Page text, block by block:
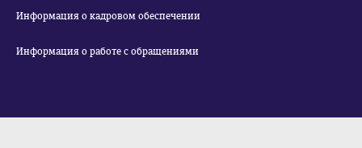
Информация о кадровом обеспечении
Информация о работе с обращениями